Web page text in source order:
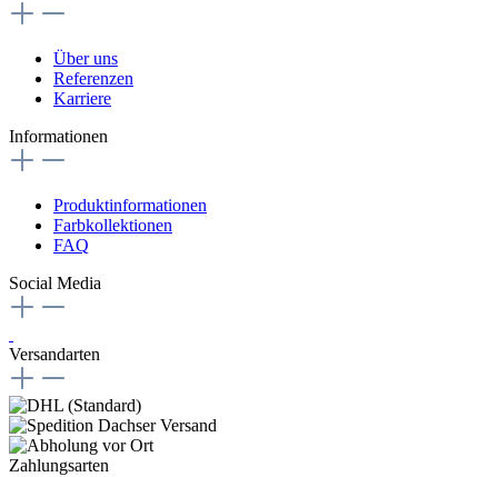
Über uns
Referenzen
Karriere
Informationen
Produktinformationen
Farbkollektionen
FAQ
Social Media
Versandarten
Zahlungsarten